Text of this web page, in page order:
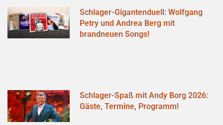
Schlager-Gigantenduell: Wolfgang
Petry und Andrea Berg mit
brandneuen Songs!
Schlager-Spaß mit Andy Borg 2026:
Gäste, Termine, Programm!